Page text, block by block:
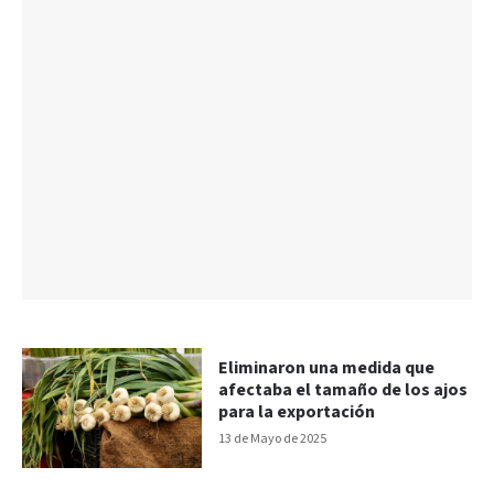
13 de Mayo de 2025
Eliminaron una medida que
afectaba el tamaño de los ajos
para la exportación